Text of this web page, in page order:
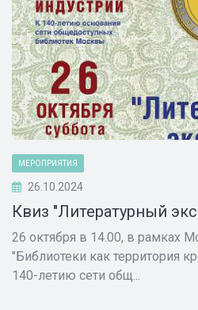
МЕРОПРИЯТИЯ
26.10.2024
Квиз "Литературный
26 октября в 14.00, в рамках
"Библиотеки как территория
140-летию сети общ...